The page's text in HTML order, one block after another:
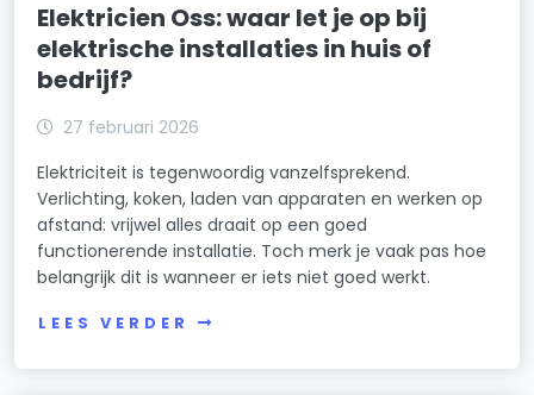
Elektricien Oss: waar let je op bij
elektrische installaties in huis of
bedrijf?
27 februari 2026
Elektriciteit is tegenwoordig vanzelfsprekend.
Verlichting, koken, laden van apparaten en werken op
afstand: vrijwel alles draait op een goed
functionerende installatie. Toch merk je vaak pas hoe
belangrijk dit is wanneer er iets niet goed werkt.
LEES VERDER